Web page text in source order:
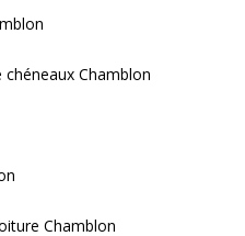
Chamblon
Chamblon